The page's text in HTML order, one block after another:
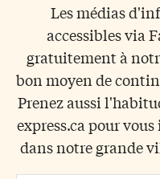
Les médias
accessibles via
gratuitement à
bon moyen de
Prenez aussi
express.ca pour
dans notre grande